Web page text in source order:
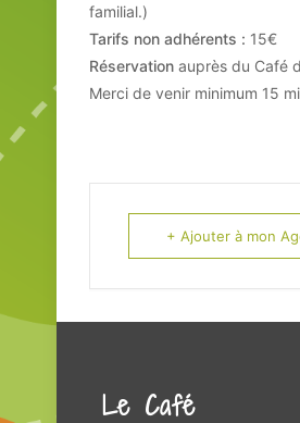
familial.)
Tarifs non adhérents : 15€
Réservation auprès du Café
Merci de venir minimum 15
+ Ajouter à mon
Le Café